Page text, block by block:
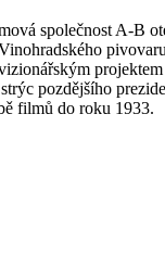
společnost A­‑B
pozdějšího
filmů do roku 1933.